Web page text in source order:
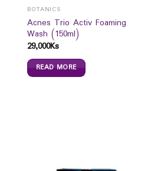
BOTANICS
Acnes Trio Activ Foaming
Wash (150ml)
29,000Ks
READ MORE